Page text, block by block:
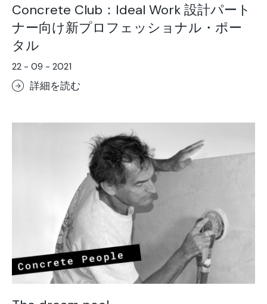
Concrete Club：Ideal Work 設計パート
ナー向け新プロフェッショナル・ポー
タル
22 - 09 - 2021
詳細を読む